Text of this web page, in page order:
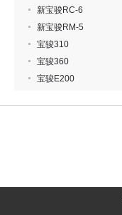
新宝骏RC-6
新宝骏RM-5
宝骏310
宝骏360
宝骏E200